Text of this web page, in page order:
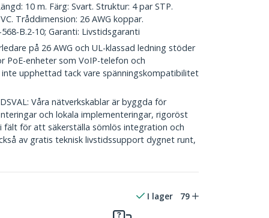
10 m. Färg: Svart. Struktur: 4 par STP.
Tråddimension: 26 AWG koppar.
B.2-10; Garanti: Livstidsgaranti
på 26 AWG och UL-klassad ledning stöder
PoE-enheter som VoIP-telefon och
inte upphettad tack vare spänningskompatibilitet
Våra nätverkskablar är byggda för
och lokala implementeringar, rigoröst
för att säkerställa sömlös integration och
av gratis teknisk livstidssupport dygnet runt,
I lager 79